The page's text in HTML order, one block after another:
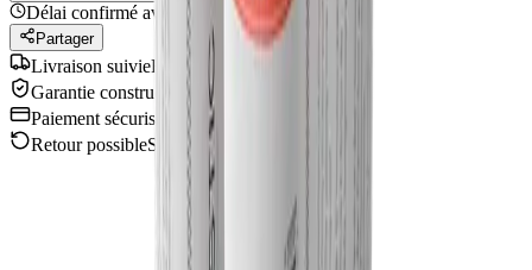
Délai confirmé avant expédition
Partager
Livraison suivieFrance & Europe
Garantie constructeur Pièces & main d'œuvre
Paiement sécurisé
Stripe 3D Secure
Retour possibleSous conditions
Caractéristiques